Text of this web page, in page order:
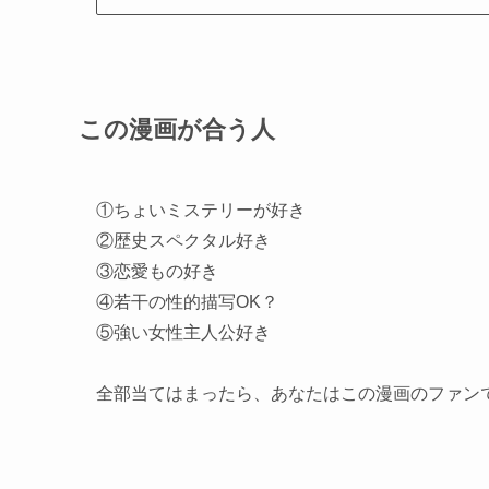
この漫画が合う人
①ちょいミステリーが好き
②歴史スペクタル好き
③恋愛もの好き
④若干の性的描写OK？
⑤強い女性主人公好き
全部当てはまったら、あなたはこの漫画のファン